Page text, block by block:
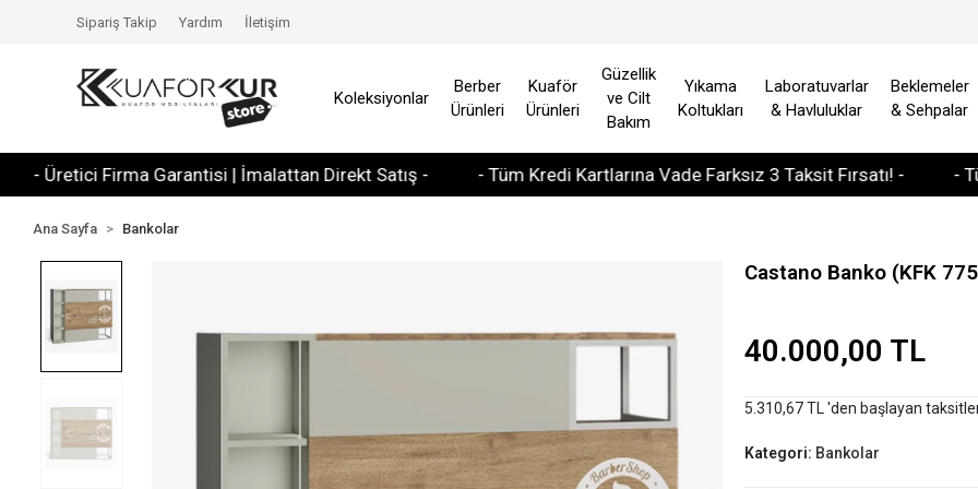
Firma Garantisi | İmalattan Direkt Satış - - Tüm Kredi Kartlarına Vade Farksız 3 Taksit Fırsatı! - - Tüm
Sipariş Takip Yardım İletişim
Koleksiyonlar
Berber
Ürünleri
Kuaför
Ürünleri
Güzellik
ve Cilt
Bakım
Yıkama
Koltukları
Laboratuvarlar
& Havluluklar
Beklemeler
& Sehpalar
Ana Sayfa Bankolar
Castano Banko (KFK
40.000,00 TL
5.310,67 TL 'den başlayan
Kategori: Bankolar